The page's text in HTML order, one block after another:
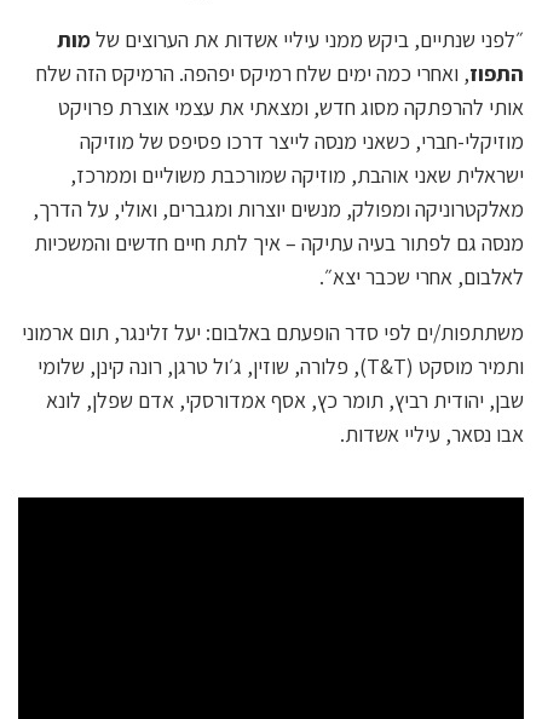
״לפני שנתיים, ביקש ממני עיליי אשדות את הערוצים שלמות
התפוז, ואחרי כמה ימים שלח רמיקס יפהפה. הרמיקס הזה שלח
אותי להרפתקה מסוג חדש, ומצאתי את עצמי אוצרת פרויקט
מוזיקלי-חברי, כשאני מנסה לייצר דרכו פסיפס של מוזיקה
ישראלית שאני אוהבת, מוזיקה שמורכבת משוליים וממרכז,
מאלקטרוניקה ומפולק, מנשים יוצרות ומגברים, ואולי, על הדרך,
מנסה גם לפתור בעיה עתיקה – איך לתת חיים חדשים והמשכיות
לאלבום, אחרי שכבר יצא״.
משתתפות/ים לפי סדר הופעתם באלבום: יעל זלינגר, תום ארמוני
ותמיר מוסקט (T&T), פלורה, שוזין, ג׳ול טרגן, רונה קינן, שלומי
שבן, יהודית רביץ, תומר כץ, אסף אמדורסקי, אדם שפלן, לונא
אבו נסאר, עיליי אשדות.